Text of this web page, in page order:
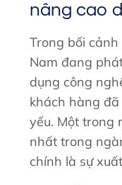
nâng cao
Trong bối
Nam đang
dụng công
khách hàng
yếu. Một trong
nhất trong
chính là sự